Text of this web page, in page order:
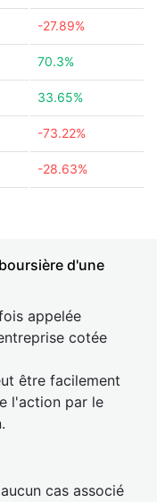
-27.89%
70.3%
33.65%
-73.22%
-28.63%
d'une
appelée
cotée
être facilement
l'action par le
cas associé